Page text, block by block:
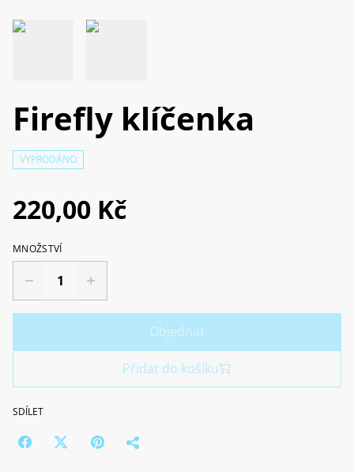
Firefly klíčenka
VYPRODÁNO
220,00 Kč
MNOŽSTVÍ
Objednat
Přidat do košíku
SDÍLET